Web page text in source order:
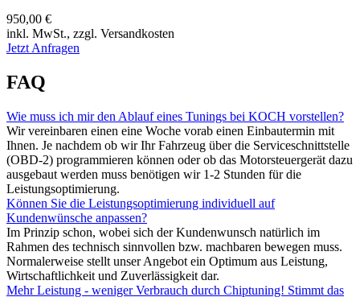
950,00 €
inkl. MwSt., zzgl. Versandkosten
Jetzt Anfragen
FAQ
Wie muss ich mir den Ablauf eines Tunings bei KOCH vorstellen?
Wir vereinbaren einen eine Woche vorab einen Einbautermin mit
Ihnen. Je nachdem ob wir Ihr Fahrzeug über die Serviceschnittstelle
(OBD-2) programmieren können oder ob das Motorsteuergerät dazu
ausgebaut werden muss benötigen wir 1-2 Stunden für die
Leistungsoptimierung.
Können Sie die Leistungsoptimierung individuell auf
Kundenwünsche anpassen?
Im Prinzip schon, wobei sich der Kundenwunsch natürlich im
Rahmen des technisch sinnvollen bzw. machbaren bewegen muss.
Normalerweise stellt unser Angebot ein Optimum aus Leistung,
Wirtschaftlichkeit und Zuverlässigkeit dar.
Mehr Leistung - weniger Verbrauch durch Chiptuning! Stimmt das